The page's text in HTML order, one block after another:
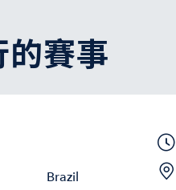
的賽事
Brazil